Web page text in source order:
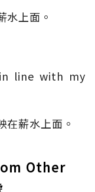
水上面。
line with my
在薪水上面。
Other